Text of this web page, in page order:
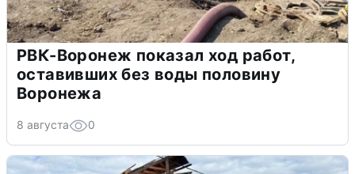
РВК-Воронеж показал ход работ,
оставивших без воды половину
Воронежа
8 августа 0